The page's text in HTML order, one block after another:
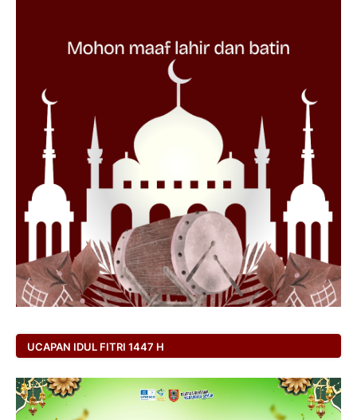
UCAPAN IDUL FITRI 1447 H